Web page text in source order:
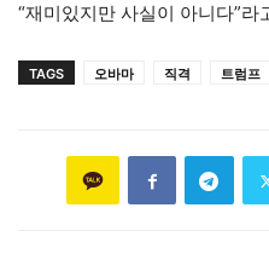
“재미있지만 사실이 아니다”라
TAGS 오바마 직격 트럼프